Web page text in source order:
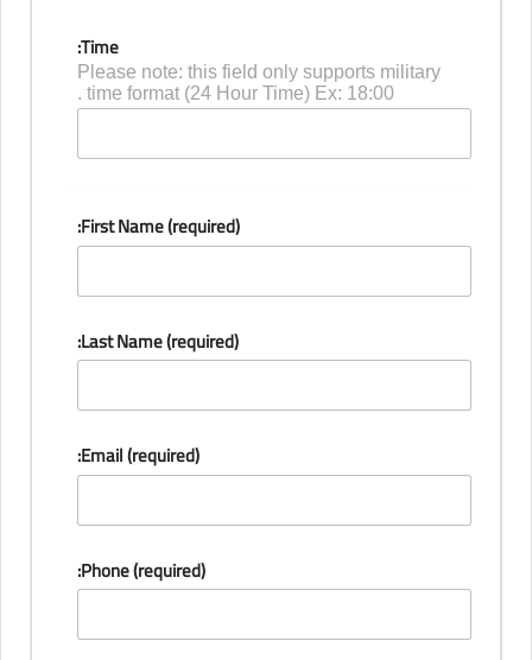
Time:
Please note: this field only supports military
time format (24 Hour Time) Ex: 18:00 .
First Name (required):
Last Name (required):
Email (required):
Phone (required):